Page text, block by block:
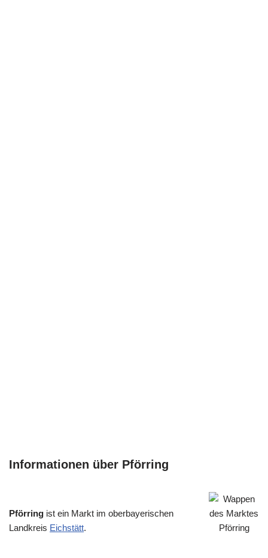
Informationen über Pförring
Pförring ist ein Markt im oberbayerischen
Landkreis Eichstätt.